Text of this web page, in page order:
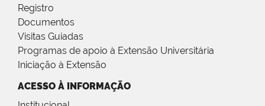
Registro
Documentos
Visitas Guiadas
Programas de apoio à Extensão Universitária
Iniciação à Extensão
ACESSO À INFORMAÇÃO